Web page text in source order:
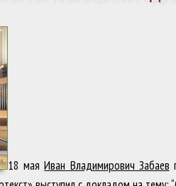
18 маяИван Владимирович Забаев